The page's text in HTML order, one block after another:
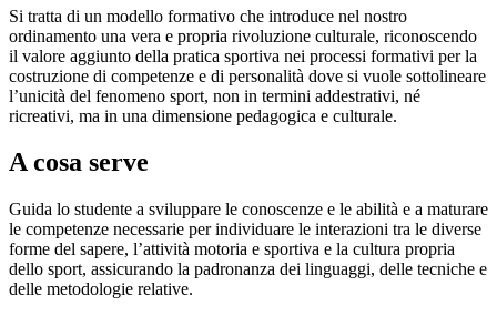
Si tratta di un modello formativo che introduce nel nostro
ordinamento una vera e propria rivoluzione culturale, riconoscendo
il valore aggiunto della pratica sportiva nei processi formativi per la
costruzione di competenze e di personalità dove si vuole sottolineare
l’unicità del fenomeno sport, non in termini addestrativi, né
ricreativi, ma in una dimensione pedagogica e culturale.
A cosa serve
Guida lo studente a sviluppare le conoscenze e le abilità e a maturare
le competenze necessarie per individuare le interazioni tra le diverse
forme del sapere, l’attività motoria e sportiva e la cultura propria
dello sport, assicurando la padronanza dei linguaggi, delle tecniche e
delle metodologie relative.